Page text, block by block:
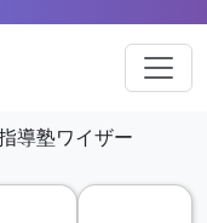
導塾ワイザー